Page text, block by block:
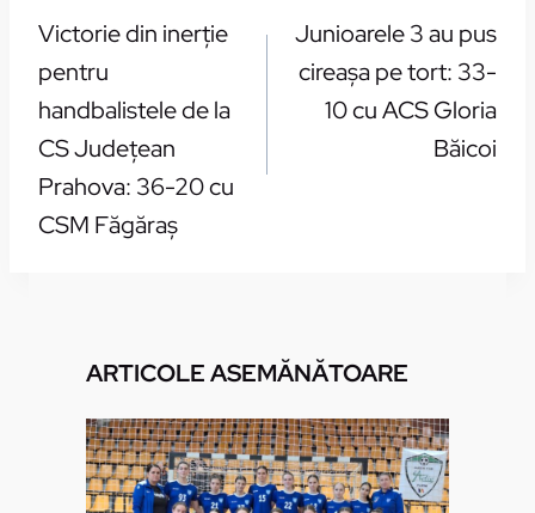
ARTICOLE
Victorie din inerţie
pentru
handbalistele de la
CS Judeţean
Prahova: 36-20 cu
CSM Făgăraş
Junioarele 3 au pus
cireaşa pe tort: 33-
10 cu ACS Gloria
Băicoi
ARTICOLE ASEMĂNĂTOARE